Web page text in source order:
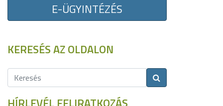
E-ÜGYINTÉZÉS
KERESÉS AZ OLDALON